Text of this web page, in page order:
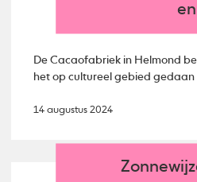
De Cacaofabriek in Helmond
het op cultureel gebied gedaan
14 augustus 2024